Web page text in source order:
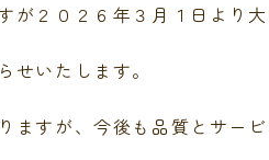
が２０２６年３月１日より
せいたします。
ますが、今後も品質とサー